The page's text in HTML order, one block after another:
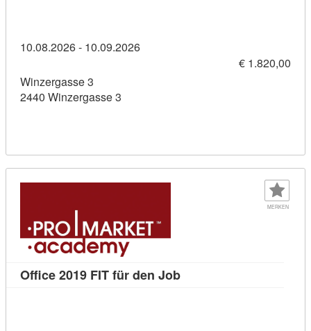
10.08.2026 - 10.09.2026
€ 1.820,00
Winzergasse 3
2440 Winzergasse 3
MERKEN
Office 2019 FIT für den JobKursdetail: Office 2019